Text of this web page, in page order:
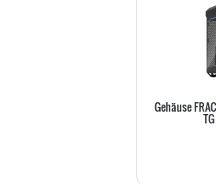
Gehäuse